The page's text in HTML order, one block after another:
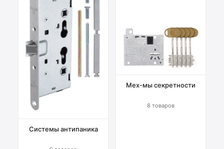
Системы антипаника
Мех-мы секретности
8 товаров